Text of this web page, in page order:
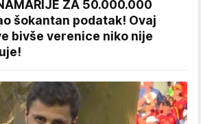
ZA 50.000.000
šokantan podatak! Ovaj
bivše verenice niko nije